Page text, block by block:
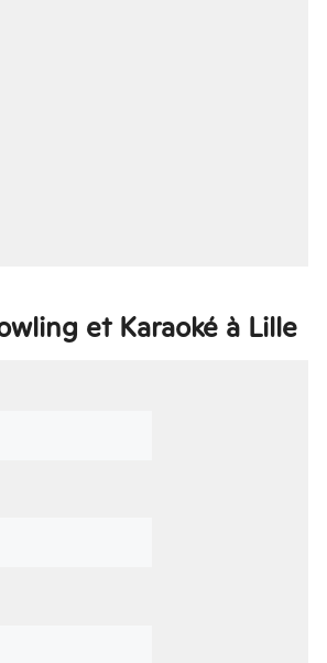
et Karaoké à Lille